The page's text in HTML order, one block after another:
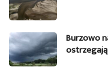
Burzowo
ostrzegają